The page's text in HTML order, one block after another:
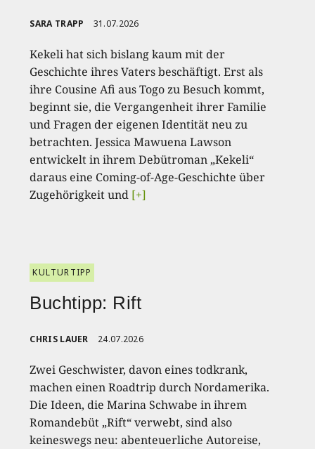
SARA TRAPP 31.07.2026
Kekeli hat sich bislang kaum mit der
Geschichte ihres Vaters beschäftigt. Erst als
ihre Cousine Afi aus Togo zu Besuch kommt,
beginnt sie, die Vergangenheit ihrer Familie
und Fragen der eigenen Identität neu zu
betrachten. Jessica Mawuena Lawson
entwickelt in ihrem Debütroman „Kekeli“
daraus eine Coming-of-Age-Geschichte über
Zugehörigkeit und [+]
KULTURTIPP
Buchtipp: Rift
CHRIS LAUER 24.07.2026
Zwei Geschwister, davon eines todkrank,
machen einen Roadtrip durch Nordamerika.
Die Ideen, die Marina Schwabe in ihrem
Romandebüt „Rift“ verwebt, sind also
keineswegs neu: abenteuerliche Autoreise,